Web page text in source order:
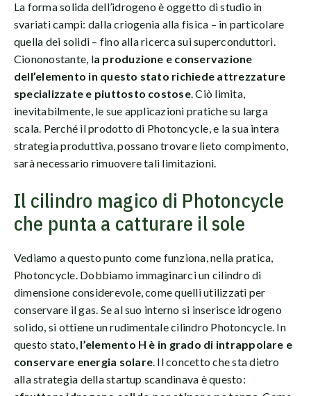
La forma solida dell’idrogeno è oggetto di studio in
svariati campi: dalla criogenia alla fisica – in particolare
quella dei solidi – fino alla ricerca sui superconduttori.
Ciononostante, la produzione e conservazione
dell’elemento in questo stato richiede attrezzature
specializzate e piuttosto costose. Ciò limita,
inevitabilmente, le sue applicazioni pratiche su larga
scala. Perché il prodotto di Photoncycle, e la sua intera
strategia produttiva, possano trovare lieto compimento,
sarà necessario rimuovere tali limitazioni.
Il cilindro magico di Photoncycle
che punta a catturare il sole
Vediamo a questo punto come funziona, nella pratica,
Photoncycle. Dobbiamo immaginarci un cilindro di
dimensione considerevole, come quelli utilizzati per
conservare il gas. Se al suo interno si inserisce idrogeno
solido, si ottiene un rudimentale cilindro Photoncycle. In
questo stato, l’elemento H è in grado di intrappolare e
conservare energia solare. Il concetto che sta dietro
alla strategia della startup scandinava è questo: